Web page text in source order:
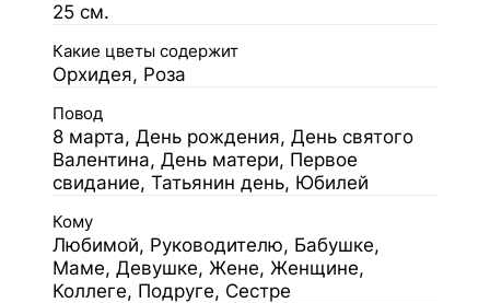
25 см.
Какие цветы содержит
Орхидея, Роза
Повод
8 марта, День рождения, День святого
Валентина, День матери, Первое
свидание, Татьянин день, Юбилей
Кому
Любимой, Руководителю, Бабушке,
Маме, Девушке, Жене, Женщине,
Коллеге, Подруге, Сестре